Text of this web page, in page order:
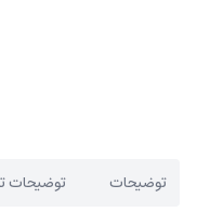
توضیحات توضیحات